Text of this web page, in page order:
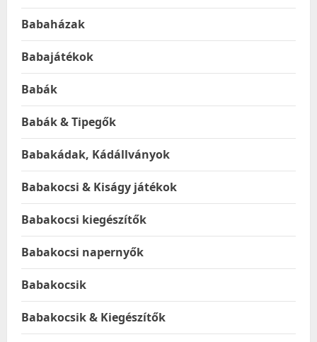
Babaházak
Babajátékok
Babák
Babák & Tipegők
Babakádak, Kádállványok
Babakocsi & Kiságy játékok
Babakocsi kiegészítők
Babakocsi napernyők
Babakocsik
Babakocsik & Kiegészítők